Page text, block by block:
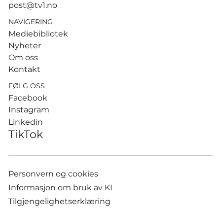
post@tv1.no
NAVIGERING
Mediebibliotek
Nyheter
Om oss
Kontakt
FØLG OSS
Facebook
Instagram
Linkedin
TikTok
Personvern og cookies
Informasjon om bruk av KI
Tilgjengelighetserklæring